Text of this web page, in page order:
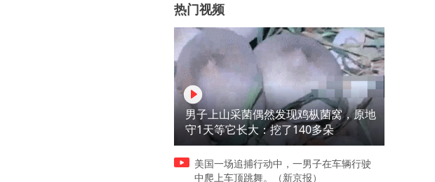
热门视频
男子上山采菌偶然发现鸡枞菌窝，原地
守1天等它长大：挖了140多朵
美国一场追捕行动中，一男子在车辆行驶
中爬上车顶跳舞。（新京报）